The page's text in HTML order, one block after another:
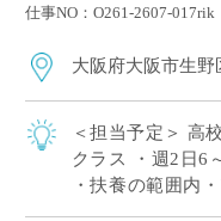
仕事NO：O261-2607-017rik
大阪府大阪市生野
＜担当予定＞ 高
クラス ・週2日6
・扶養の範囲内